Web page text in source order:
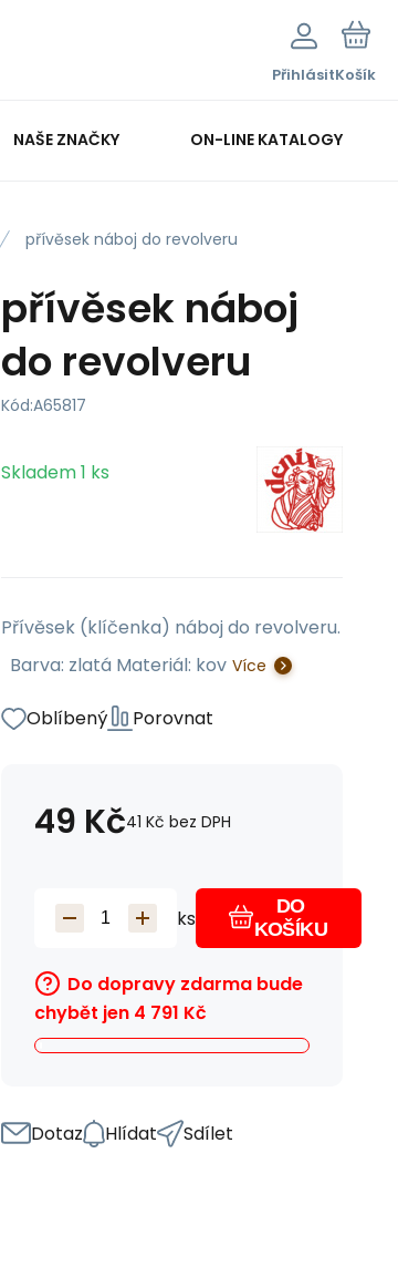
PřihlásitKošík
NAŠE ZNAČKY ON-LINE KATALOGY
přívěsek náboj do revolveru
přívěsek náboj
do revolveru
Kód:A65817
Skladem1 ks
Přívěsek (klíčenka) náboj do revolveru.
Barva: zlatá Materiál: kov Více
Oblíbený Porovnat
49 Kč41 Kč bez DPH
ks
DO
KOŠÍKU
Do dopravy zdarma bude
chybět jen 4 791 Kč
Dotaz Hlídat Sdílet